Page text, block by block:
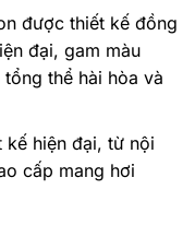
được thiết kế đồng
đại, gam màu
thể hài hòa và
kế hiện đại, từ nội
cấp mang hơi